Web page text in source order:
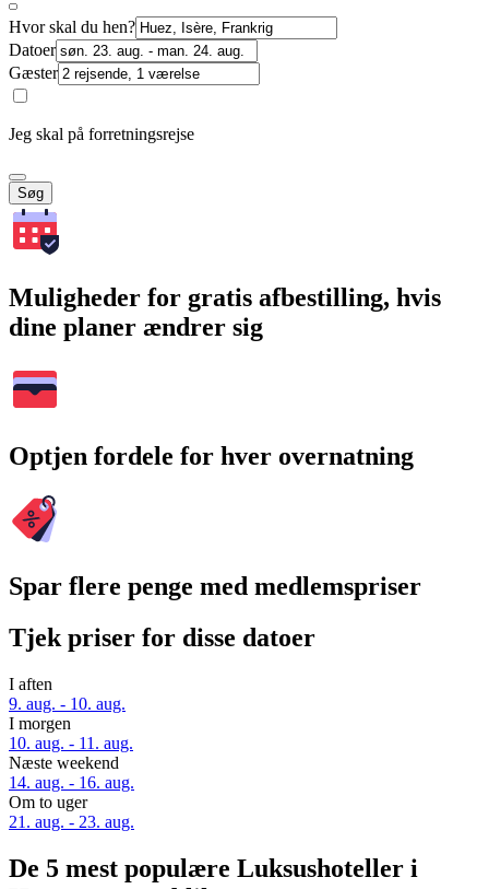
Hvor skal du hen?
Datoer
Gæster
Jeg skal på forretningsrejse
Søg
Muligheder for gratis afbestilling, hvis
dine planer ændrer sig
Optjen fordele for hver overnatning
Spar flere penge med medlemspriser
Tjek priser for disse datoer
I aften
9. aug. - 10. aug.
I morgen
10. aug. - 11. aug.
Næste weekend
14. aug. - 16. aug.
Om to uger
21. aug. - 23. aug.
De 5 mest populære Luksushoteller i